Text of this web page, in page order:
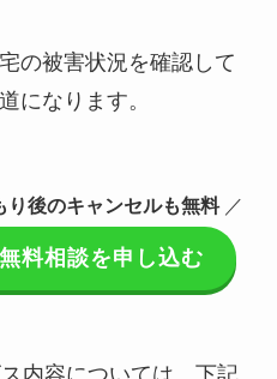
の被害状況を確認して
になります。
り後のキャンセルも無料／
料相談を申し込む
内容については、下記